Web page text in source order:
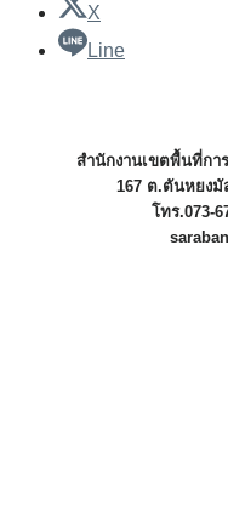
X
Line
สำนักงานเขตพื้นที่กา
167 ต.ตันหยงมั
โทร.073-